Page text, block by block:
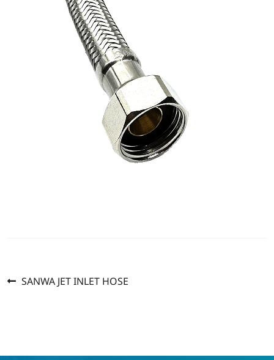
แนะแนว
Previous
SANWA JET INLET HOSE